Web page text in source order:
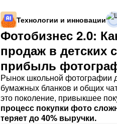
Технологии и инновации
Фотобизнес 2.0:
продаж в детских
прибыль
Рынок школьной фотографии
бумажных бланков и общих
это поколение, привыкшее
процесс покупки фото
теряет до 40% выручки.